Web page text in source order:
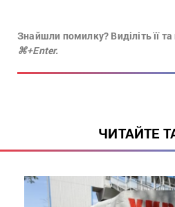
Знайшли помилку? Виділіть її та
⌘+Enter.
ЧИТАЙТЕ